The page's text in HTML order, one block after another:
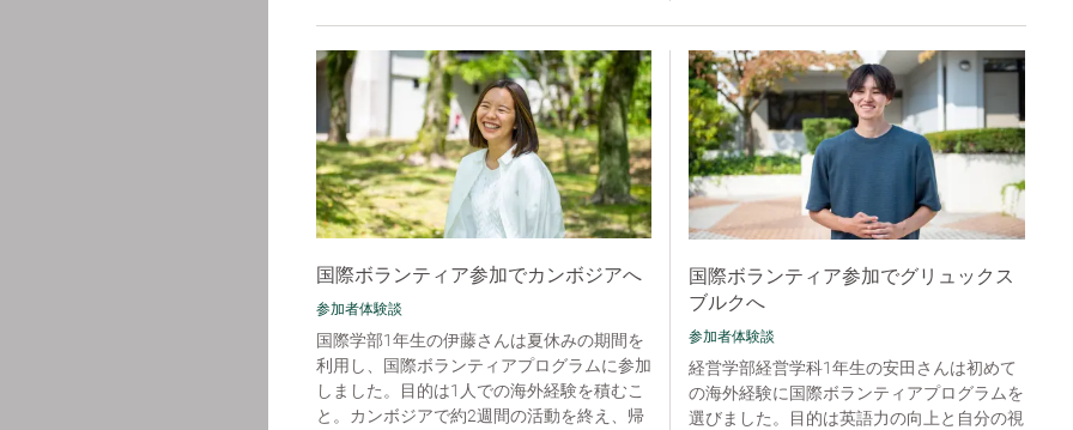
国際ボランティア参加でカンボジアへ
参加者体験談
国際学部1年生の伊藤さんは夏休みの期間を
利用し、国際ボランティアプログラムに参加
しました。目的は1人での海外経験を積むこ
と。カンボジアで約2週間の活動を終え、帰
国際ボランティア参加でグリュックス
ブルクへ
参加者体験談
経営学部経営学科1年生の安田さんは初めて
の海外経験に国際ボランティアプログラムを
選びました。目的は英語力の向上と自分の視